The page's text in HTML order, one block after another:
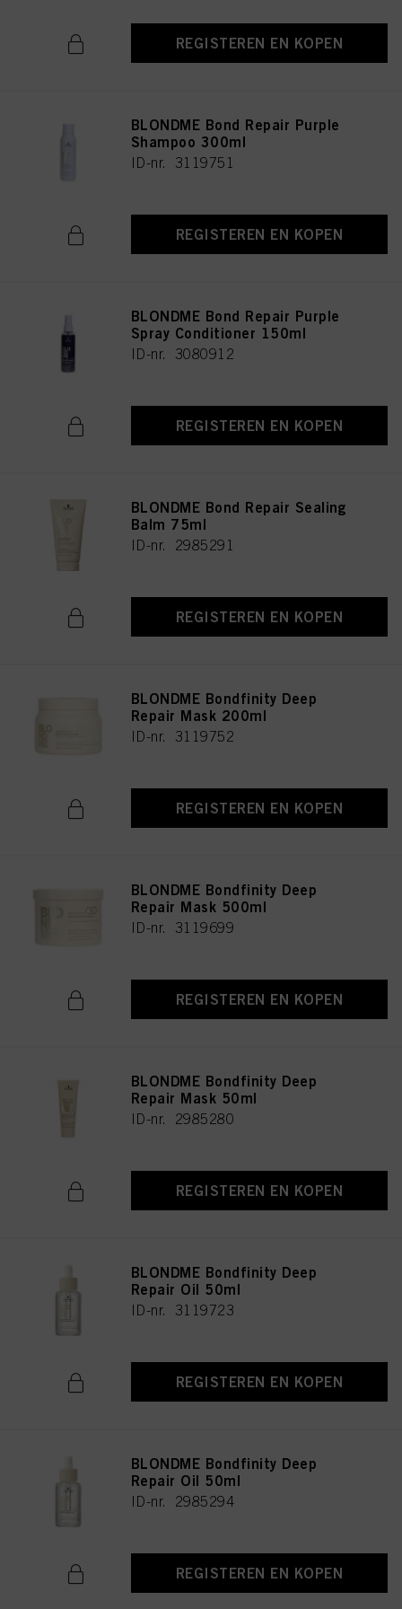
REGISTEREN EN KOPEN
BLONDME Bond Repair Purple
Shampoo 300ml
ID-nr. 3119751
REGISTEREN EN KOPEN
BLONDME Bond Repair Purple
Spray Conditioner 150ml
ID-nr. 3080912
REGISTEREN EN KOPEN
BLONDME Bond Repair Sealing
Balm 75ml
ID-nr. 2985291
REGISTEREN EN KOPEN
BLONDME Bondfinity Deep
Repair Mask 200ml
ID-nr. 3119752
REGISTEREN EN KOPEN
BLONDME Bondfinity Deep
Repair Mask 500ml
ID-nr. 3119699
REGISTEREN EN KOPEN
BLONDME Bondfinity Deep
Repair Mask 50ml
ID-nr. 2985280
REGISTEREN EN KOPEN
BLONDME Bondfinity Deep
Repair Oil 50ml
ID-nr. 3119723
REGISTEREN EN KOPEN
BLONDME Bondfinity Deep
Repair Oil 50ml
ID-nr. 2985294
REGISTEREN EN KOPEN